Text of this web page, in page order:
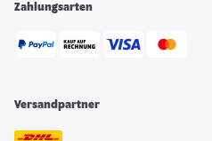
Zahlungsarten
Versandpartner